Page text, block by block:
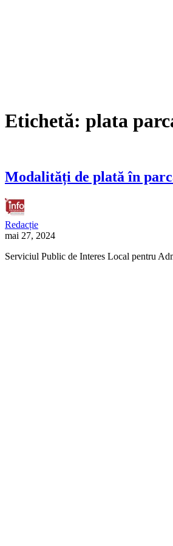
Etichetă: plata
Modalități de plată în
Redacție
mai 27, 2024
Serviciul Public de Interes Local pentru